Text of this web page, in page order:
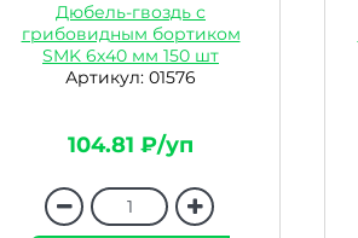
Дюбель-гвоздь с
грибовидным бортиком
SMK 6х40 мм 150 шт
Артикул: 01576
104.81 ₽/уп